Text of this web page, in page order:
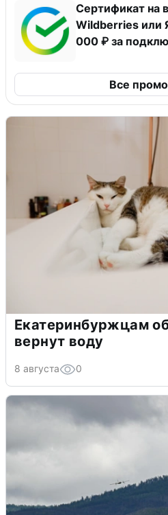
Сертификат на
Wildberries или
000 ₽ за
Все
Екатеринбуржцам
вернут воду
8 августа 0